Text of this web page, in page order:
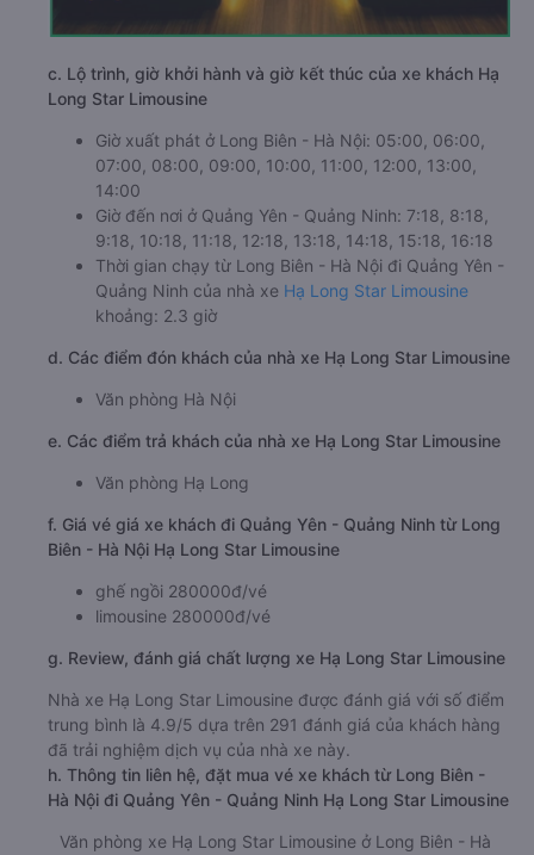
c. Lộ trình, giờ khởi hành và giờ kết thúc của xe khách Hạ
Long Star Limousine
Giờ xuất phát ở Long Biên - Hà Nội: 05:00, 06:00,
07:00, 08:00, 09:00, 10:00, 11:00, 12:00, 13:00,
14:00
Giờ đến nơi ở Quảng Yên - Quảng Ninh: 7:18, 8:18,
9:18, 10:18, 11:18, 12:18, 13:18, 14:18, 15:18, 16:18
Thời gian chạy từ Long Biên - Hà Nội đi Quảng Yên -
Quảng Ninh của nhà xe Hạ Long Star Limousine
khoảng: 2.3 giờ
d. Các điểm đón khách của nhà xe Hạ Long Star Limousine
Văn phòng Hà Nội
e. Các điểm trả khách của nhà xe Hạ Long Star Limousine
Văn phòng Hạ Long
f. Giá vé giá xe khách đi Quảng Yên - Quảng Ninh từ Long
Biên - Hà Nội Hạ Long Star Limousine
ghế ngồi 280000đ/vé
limousine 280000đ/vé
g. Review, đánh giá chất lượng xe Hạ Long Star Limousine
Nhà xe Hạ Long Star Limousine được đánh giá với số điểm
trung bình là 4.9/5 dựa trên 291 đánh giá của khách hàng
đã trải nghiệm dịch vụ của nhà xe này.
h. Thông tin liên hệ, đặt mua vé xe khách từ Long Biên -
Hà Nội đi Quảng Yên - Quảng Ninh Hạ Long Star Limousine
Văn phòng xe Hạ Long Star Limousine ở Long Biên - Hà